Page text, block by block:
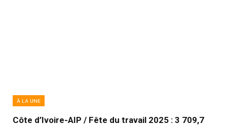
À LA UNE
Côte d’Ivoire-AIP / Fête du travail 2025 : 3 709,7